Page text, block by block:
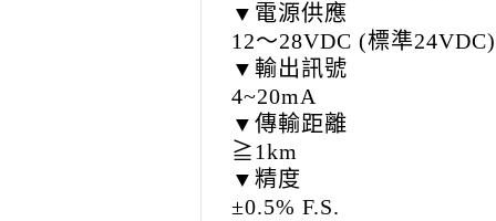
▼電源供應
12～28VDC (標準24VDC)
▼輸出訊號
4~20mA
▼傳輸距離
≧1km
▼精度
±0.5% F.S.